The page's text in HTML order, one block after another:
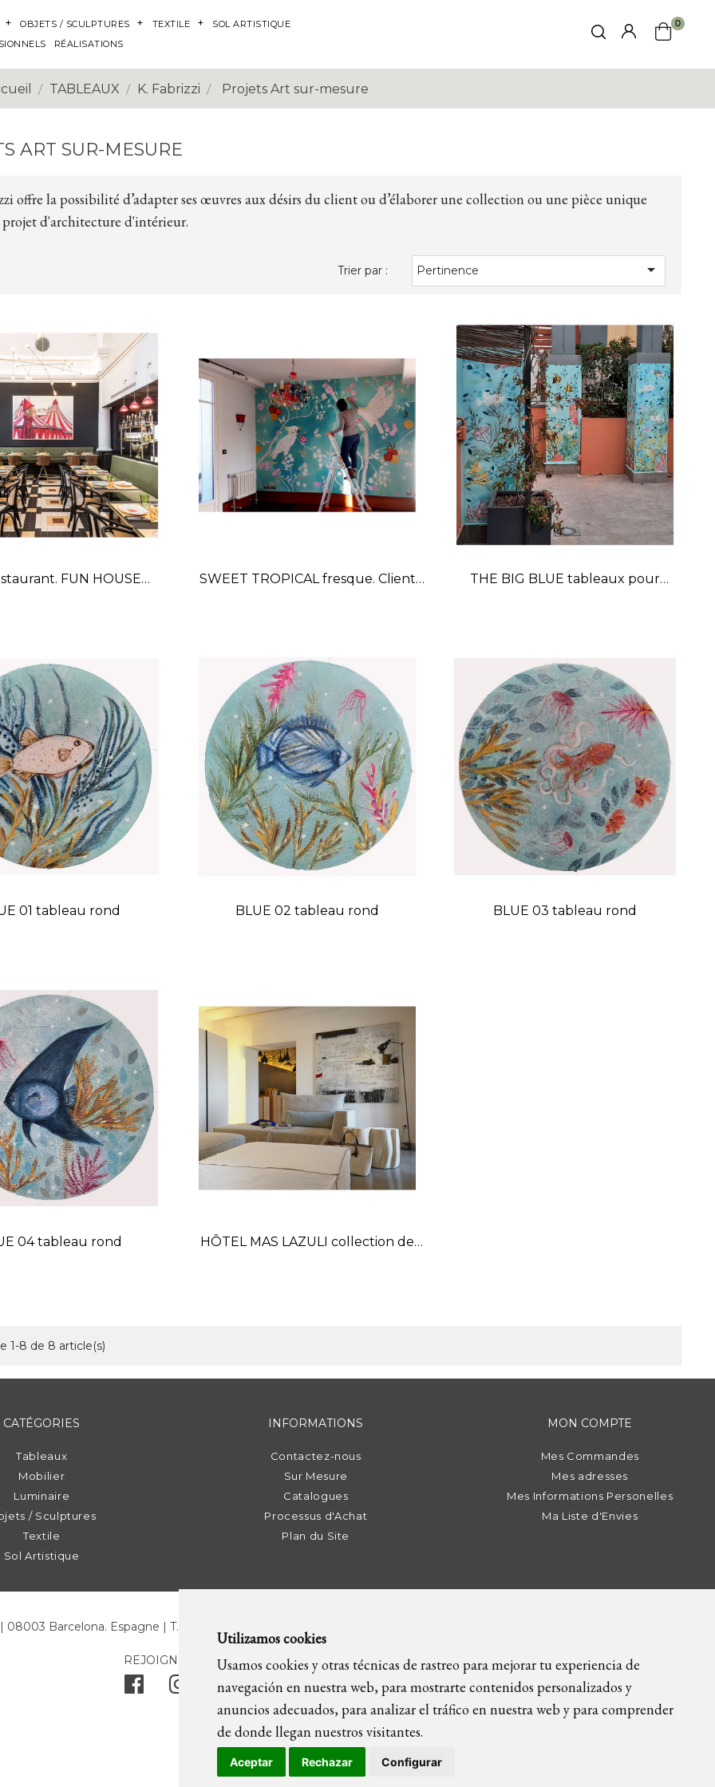
Utilizamos cookies
Usamos cookies y otras técnicas de rastreo para mejorar tu experiencia de
navegación en nuestra web, para mostrarte contenidos personalizados y
anuncios adecuados, para analizar el tráfico en nuestra web y para comprender
de donde llegan nuestros visitantes.
Aceptar Rechazar Configurar
OBJETS / SCULPTURES TEXTILE
SOL ARTISTIQUE
RÉALISATIONS
0
TABLEAUX K. Fabrizzi Projets Art sur-mesure
ART SUR-MESURE
offre la possibilité d’adapter ses œuvres aux désirs du client ou d’élaborer une collection ou une pièce unique
d'architecture d'intérieur.
Trier par : Pertinence 
FUN HOUSE
SWEET TROPICAL fresque. Client
THE BIG BLUE tableaux pour
01 tableau rond BLUE 02 tableau rond BLUE 03 tableau rond
04 tableau rond
HÔTEL MAS LAZULI collection de
1-8 de 8 article(s)
CATÉGORIES
Tableaux
Mobilier
Luminaire
/ Sculptures
Textile
Sol Artistique
INFORMATIONS
Contactez-nous
Sur Mesure
Catalogues
Processus d'Achat
Plan du Site
MON COMPTE
Mes Commandes
Mes adresses
Mes Informations Personelles
Ma Liste d'Envies
08003 Barcelona. Espagne | T. +34 93 268 78 43 | +34 630 82 09 89 | info@icietla.com |
REJOIGNEZ-NOUS